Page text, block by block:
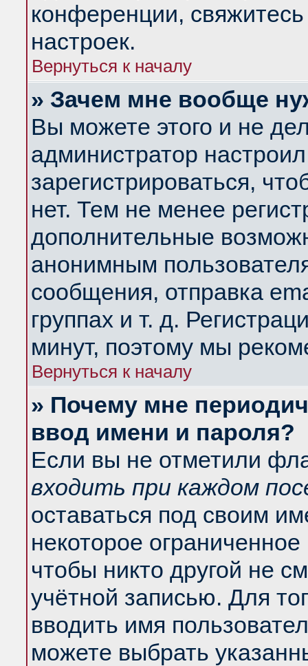
конференции,
настроек.
Вернуться к началу
» Зачем мне вообще
Вы можете этого и не
администратор
зарегистрироваться,
нет. Тем не менее
дополнительные
анонимным
сообщения, отправка
группах и т. д.
минут, поэтому мы
Вернуться к началу
» Почему мне
ввод имени и пароля?
Если вы не отметили
входить при каждом
оставаться под своим
некоторое
чтобы никто другой не
учётной записью. Для
вводить имя
можете выбрать